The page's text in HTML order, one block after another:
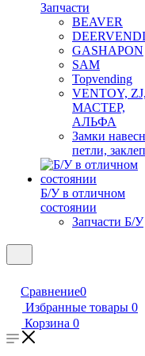
Запчасти
BEAVER
GASHAPON
SAM
Topvending
VENTOY, ZJ,
МАСТЕР,
АЛЬФА
Замки
петли,
Б/У в отличном
состоянии
Запчасти Б/У
Сравнение0
Избранные товары 0
Корзина 0